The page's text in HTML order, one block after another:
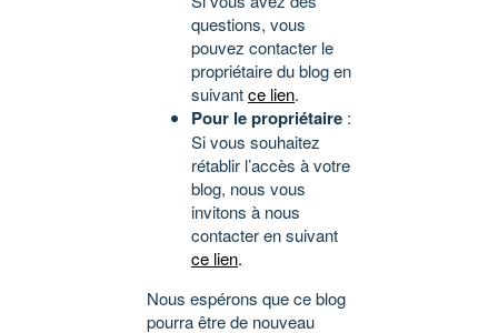
questions, vous
pouvez contacter le
propriétaire du blog en
suivantce lien.
Pour le propriétaire :
Si vous souhaitez
rétablir l’accès à votre
blog, nous vous
invitons à nous
contacter en suivant
ce lien.
Nous espérons que ce blog
pourra être de nouveau